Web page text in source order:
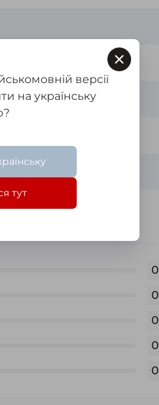
стене
0
0
0
0
0
версії
на українську
тут